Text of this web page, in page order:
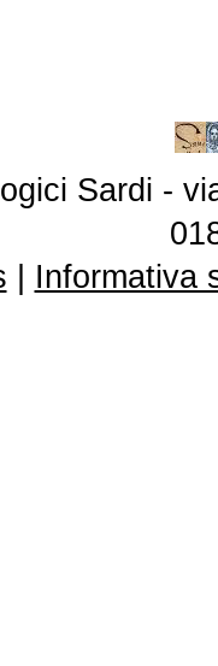
Sardi -
Informativa